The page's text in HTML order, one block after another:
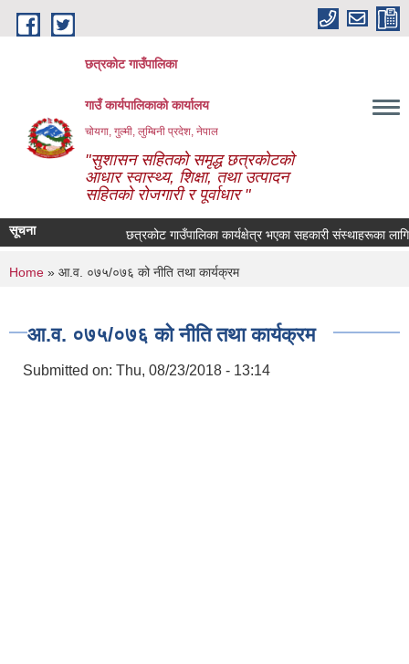
Skip to main content
छत्रकोट गाउँपालिका
गाउँ कार्यपालिकाको कार्यालय
चोयगा, गुल्मी, लुम्बिनी प्रदेश, नेपाल
"सुशासन सहितको समृद्ध छत्रकोटको
आधार स्वास्थ्य, शिक्षा, तथा उत्पादन
सहितको रोजगारी र पूर्वाधार "
सूचना छत्रकोट गाउँपालिका कार्यक्षेत्र भएका सहकारी संस्थाहरूका लागि
You are here
Home » आ.व. ०७५/०७६ को नीति तथा कार्यक्रम
आ.व. ०७५/०७६ को नीति तथा कार्यक्रम
Submitted on: Thu, 08/23/2018 - 13:14